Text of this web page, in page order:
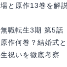
場と原作13巻を解
無職転生3期 第5話
原作何巻？結婚式
生祝いを徹底考察